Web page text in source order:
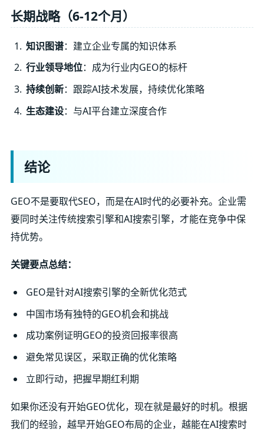
长期战略（6-12个月）
知识图谱：建立企业专属的知识体系
行业领导地位：成为行业内GEO的标杆
持续创新：跟踪AI技术发展，持续优化策略
生态建设：与AI平台建立深度合作
结论
GEO不是要取代SEO，而是在AI时代的必要补充。企业需
要同时关注传统搜索引擎和AI搜索引擎，才能在竞争中保
持优势。
关键要点总结：
GEO是针对AI搜索引擎的全新优化范式
中国市场有独特的GEO机会和挑战
成功案例证明GEO的投资回报率很高
避免常见误区，采取正确的优化策略
立即行动，把握早期红利期
如果你还没有开始GEO优化，现在就是最好的时机。根据
我们的经验，越早开始GEO布局的企业，越能在AI搜索时